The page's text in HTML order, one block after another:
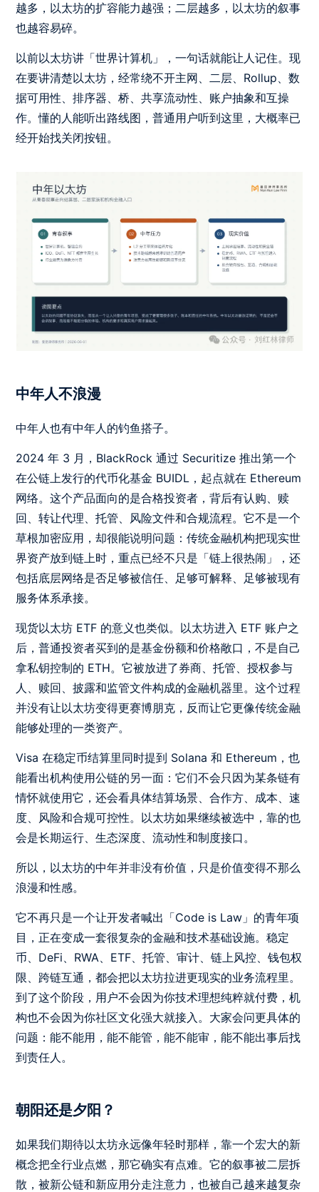
越多，以太坊的扩容能力越强；二层越多，以太坊的叙事
也越容易碎。
以前以太坊讲「世界计算机」，一句话就能让人记住。现
在要讲清楚以太坊，经常绕不开主网、二层、Rollup、数
据可用性、排序器、桥、共享流动性、账户抽象和互操
作。懂的人能听出路线图，普通用户听到这里，大概率已
经开始找关闭按钮。
中年人不浪漫
中年人也有中年人的钓鱼搭子。
2024 年 3 月，BlackRock 通过 Securitize 推出第一个
在公链上发行的代币化基金 BUIDL，起点就在 Ethereum
网络。这个产品面向的是合格投资者，背后有认购、赎
回、转让代理、托管、风险文件和合规流程。它不是一个
草根加密应用，却很能说明问题：传统金融机构把现实世
界资产放到链上时，重点已经不只是「链上很热闹」，还
包括底层网络是否足够被信任、足够可解释、足够被现有
服务体系承接。
现货以太坊 ETF 的意义也类似。以太坊进入 ETF 账户之
后，普通投资者买到的是基金份额和价格敞口，不是自己
拿私钥控制的 ETH。它被放进了券商、托管、授权参与
人、赎回、披露和监管文件构成的金融机器里。这个过程
并没有让以太坊变得更赛博朋克，反而让它更像传统金融
能够处理的一类资产。
Visa 在稳定币结算里同时提到 Solana 和 Ethereum，也
能看出机构使用公链的另一面：它们不会只因为某条链有
情怀就使用它，还会看具体结算场景、合作方、成本、速
度、风险和合规可控性。以太坊如果继续被选中，靠的也
会是长期运行、生态深度、流动性和制度接口。
所以，以太坊的中年并非没有价值，只是价值变得不那么
浪漫和性感。
它不再只是一个让开发者喊出「Code is Law」的青年项
目，正在变成一套很复杂的金融和技术基础设施。稳定
币、DeFi、RWA、ETF、托管、审计、链上风控、钱包权
限、跨链互通，都会把以太坊拉进更现实的业务流程里。
到了这个阶段，用户不会因为你技术理想纯粹就付费，机
构也不会因为你社区文化强大就接入。大家会问更具体的
问题：能不能用，能不能管，能不能审，能不能出事后找
到责任人。
朝阳还是夕阳？
如果我们期待以太坊永远像年轻时那样，靠一个宏大的新
概念把全行业点燃，那它确实有点难。它的叙事被二层拆
散，被新公链和新应用分走注意力，也被自己越来越复杂